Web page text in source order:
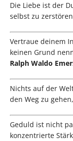
Die Liebe ist der
selbst zu
Vertraue deinem
keinen Grund
Ralph Waldo
Nichts auf der
den Weg zu
Geduld ist nicht
konzentrierte